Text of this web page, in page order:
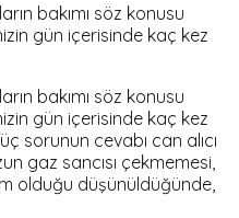
bakımı söz konusu
gün içerisinde kaç kez
bakımı söz konusu
gün içerisinde kaç kez
sorunun cevabı can alıcı
gaz sancısı çekmemesi,
olduğu düşünüldüğünde,